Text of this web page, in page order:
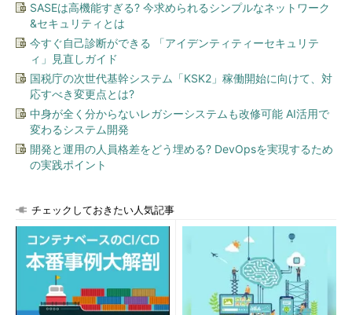
SASEは高機能すぎる? 今求められるシンプルなネットワーク
&セキュリティとは
今すぐ自己診断ができる 「アイデンティティーセキュリテ
ィ」見直しガイド
国税庁の次世代基幹システム「KSK2」稼働開始に向けて、対
応すべき変更点とは?
中身が全く分からないレガシーシステムも改修可能 AI活用で
変わるシステム開発
開発と運用の人員格差をどう埋める? DevOpsを実現するため
の実践ポイント
チェックしておきたい人気記事